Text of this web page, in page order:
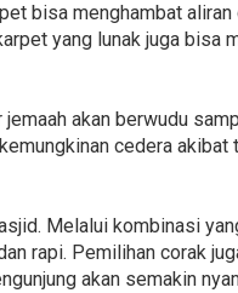
bisa menghambat
yang lunak juga bisa
akan berwudu
cedera
Melalui kombinasi
rapi. Pemilihan corak
akan semakin